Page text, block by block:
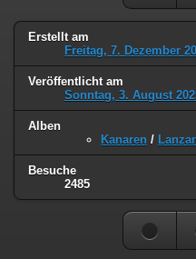
Erstellt am
Freitag, 7. Dezember
Veröffentlicht am
Sonntag, 3. August
Alben
Kanaren /
Besuche
2485